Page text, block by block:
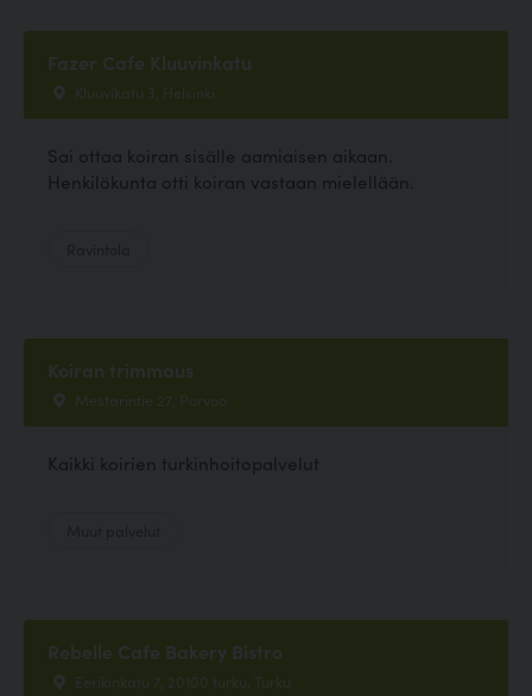
Fazer Cafe Kluuvinkatu
Kluuvikatu 3, Helsinki
Sai ottaa koiran sisälle aamiaisen aikaan.
Henkilökunta otti koiran vastaan mielellään.
Koiran trimmaus
Mestarintie 27, Porvoo
Kaikki koirien turkinhoitopalvelut
Rebelle Cafe Bakery Bistro
Eerikinkatu 7, 20100 turku, Turku